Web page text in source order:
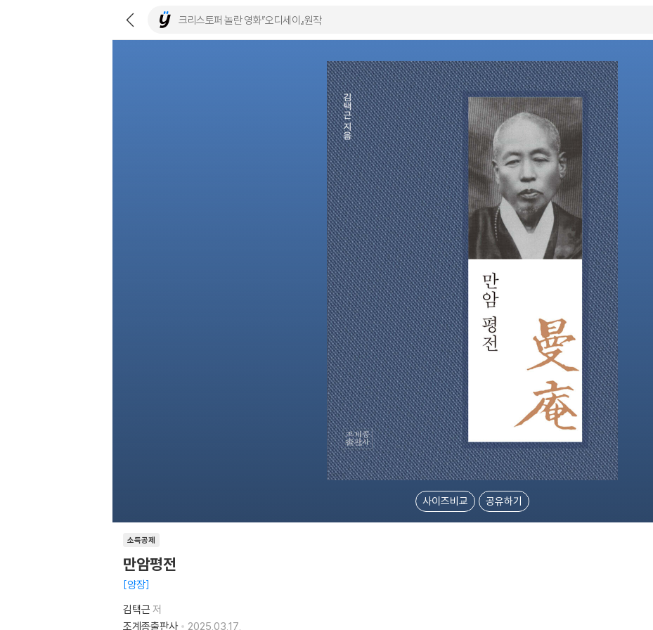
사이즈비교 공유하기
소득공제
만암평전
양장
김택근 저
조계종출판사
2025.03.17.